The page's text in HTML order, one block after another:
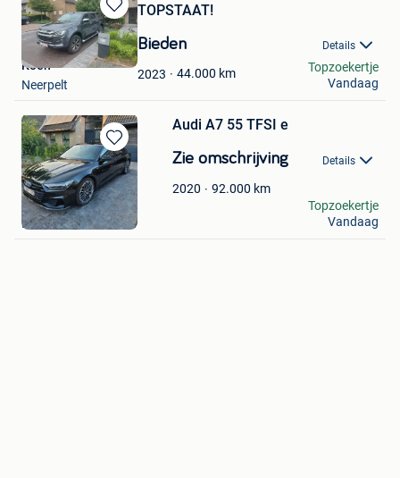
Bewaren
in
Mijn
Favorieten
TOPSTAAT!
Bieden Details
2023 44.000 km
Koen
Neerpelt
Topzoekertje
Vandaag
Bewaren
in
Mijn
Favorieten
Audi A7 55 TFSI e
Zie omschrijving Details
2020 92.000 km
Kristof Voltak
Deinze
Topzoekertje
Vandaag